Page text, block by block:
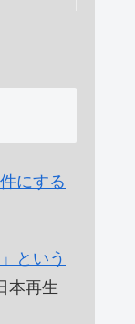
にする
という
本再生